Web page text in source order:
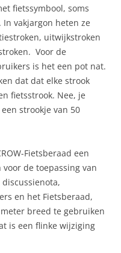
fietssymbool, soms
In vakjargon heten ze
uitwijkstroken
Voor de
is het een pot nat.
dat dat elke strook
fietsstrook. Nee, je
strookje van 50
Fietsberaad een
de toepassing van
en het Fietsberaad,
breed te gebruiken
is een flinke wijziging